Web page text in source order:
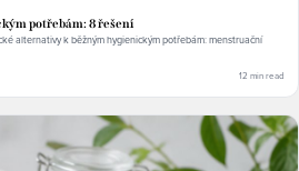
potřebám: 8 řešení
alternativy k běžným hygienickým potřebám: menstruační
12 min read